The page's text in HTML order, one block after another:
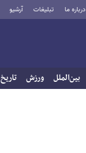
درباره ما تبلیغات آرشیو
بین‌الملل ورزش تاریخ